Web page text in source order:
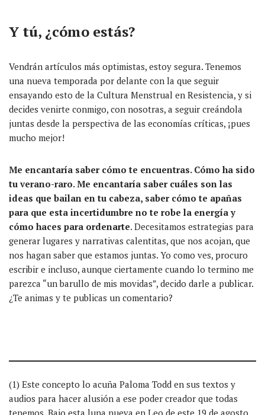
Y tú, ¿cómo estás?
Vendrán artículos más optimistas, estoy segura. Tenemos
una nueva temporada por delante con la que seguir
ensayando esto de la Cultura Menstrual en Resistencia, y si
decides venirte conmigo, con nosotras, a seguir creándola
juntas desde la perspectiva de las economías críticas, ¡pues
mucho mejor!
Me encantaría saber cómo te encuentras. Cómo ha sido
tu verano-raro.Me encantaría saber cuáles son las
ideas que bailan en tu cabeza, saber cómo te apañas
para que esta incertidumbre no te robe la energíay
cómo haces para ordenarte. Decesitamos estrategias para
generar lugares y narrativas calentitas, que nos acojan, que
nos hagan saber que estamos juntas. Yo como ves, procuro
escribir e incluso, aunque ciertamente cuando lo termino me
parezca “un barullo de mis movidas”, decido darle a publicar.
¿Te animas y te publicas un comentario?
(1) Este concepto lo acuña Paloma Todd en sus textos y
audios para hacer alusión a ese poder creador que todas
tenemos. Bajo esta luna nueva en Leo de este 19 de agosto